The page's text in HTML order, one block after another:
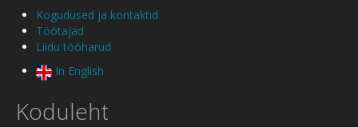
Kogudused ja kontaktid
Töötajad
Liidu tööharud
In English
Koduleht